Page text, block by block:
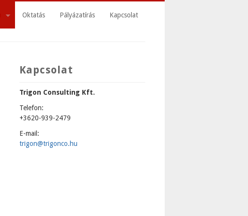
Oktatás Pályázatírás Kapcsolat
Kapcsolat
Trigon Consulting Kft.
Telefon:
+3620-939-2479
E-mail:
trigon@trigonco.hu